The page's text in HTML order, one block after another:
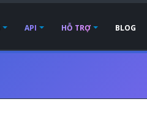
API HỖ TRỢ BLOG